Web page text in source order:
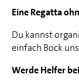
Eine Regatta
Du kannst
einfach Bock
Werde Helfer